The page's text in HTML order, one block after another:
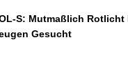
S: Mutmaßlich Rotlicht
Gesucht